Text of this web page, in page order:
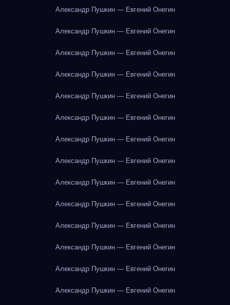
Александр Пушкин — Евгений Онегин
Александр Пушкин — Евгений Онегин
Александр Пушкин — Евгений Онегин
Александр Пушкин — Евгений Онегин
Александр Пушкин — Евгений Онегин
Александр Пушкин — Евгений Онегин
Александр Пушкин — Евгений Онегин
Александр Пушкин — Евгений Онегин
Александр Пушкин — Евгений Онегин
Александр Пушкин — Евгений Онегин
Александр Пушкин — Евгений Онегин
Александр Пушкин — Евгений Онегин
Александр Пушкин — Евгений Онегин
Александр Пушкин — Евгений Онегин